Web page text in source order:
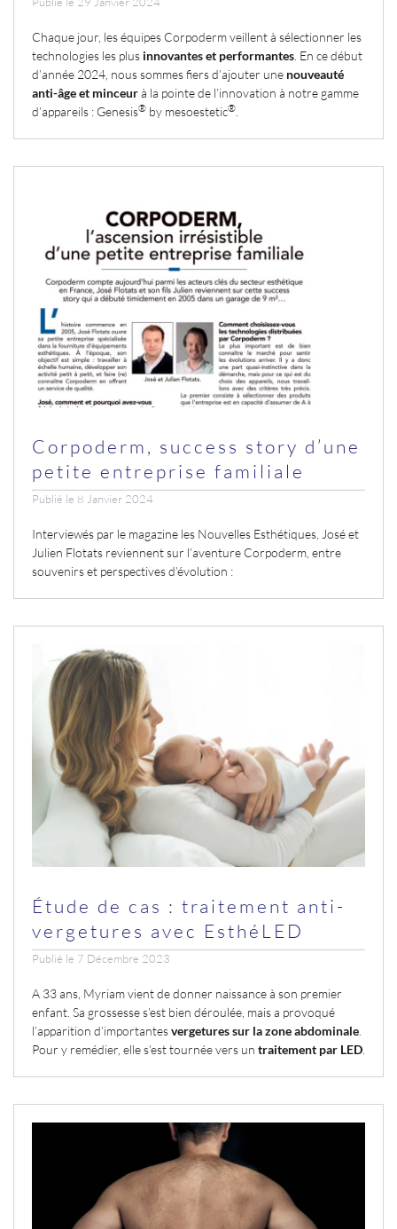
Chaque jour, les équipes Corpoderm veillent à sélectionner les
technologies les plus innovantes et performantes . En ce début
d’année 2024, nous sommes fiers d’ajouter une nouveauté
anti-âge et minceurà la pointe de l’innovation à notre gamme
d’appareils : Genesis® by mesoestetic®
Corpoderm, success story d’une
petite entreprise familiale
Publié le 8 Janvier 2024
Interviewés par le magazine les Nouvelles Esthétiques, José et
Julien Flotats reviennent sur l’aventure Corpoderm, entre
souvenirs et perspectives d’évolution :
Étude de cas : traitement anti-
vergetures avec EsthéLED
Publié le 7 Décembre 2023
A 33 ans, Myriam vient de donner naissance à son premier
enfant. Sa grossesse s’est bien déroulée, mais a provoqué
l’apparition d’importantesvergetures sur la zone abdominale
Pour y remédier, elle s’est tournée vers un traitement par LED